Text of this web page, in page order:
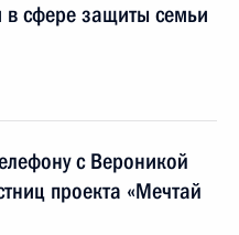
в сфере защиты семьи
с Вероникой
проекта «Мечтай